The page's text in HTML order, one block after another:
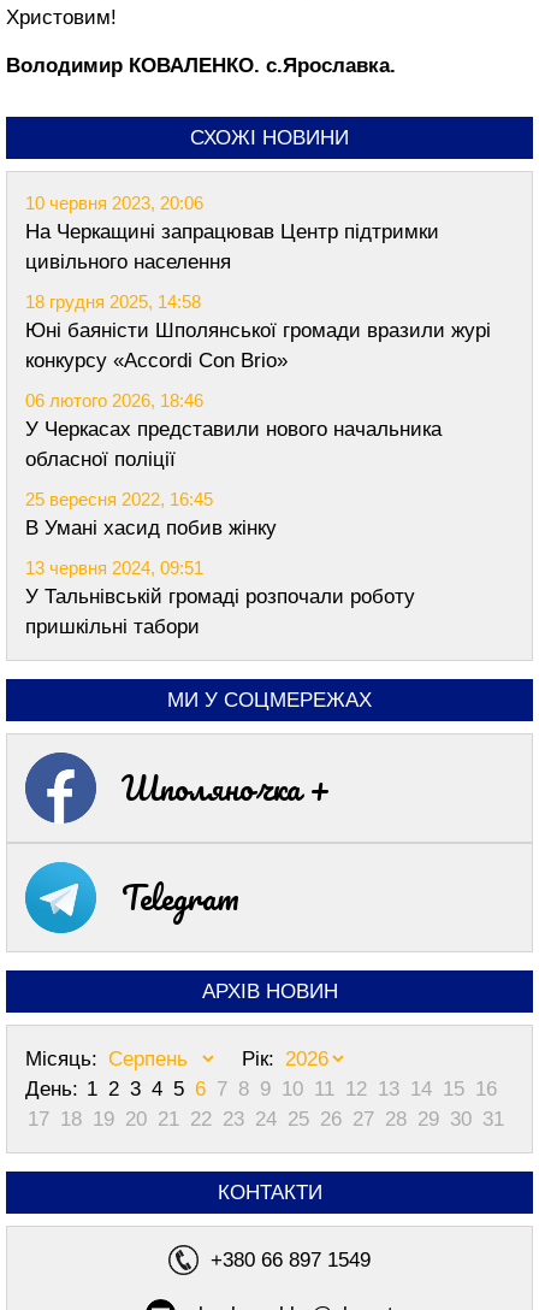
Христовим!
Володимир КОВАЛЕНКО. с.Ярославка.
СХОЖІ НОВИНИ
10 червня 2023, 20:06
На Черкащині запрацював Центр підтримки
цивільного населення
18 грудня 2025, 14:58
Юні баяністи Шполянської громади вразили журі
конкурсу «Accordi Con Brio»
06 лютого 2026, 18:46
У Черкасах представили нового начальника
обласної поліції
25 вересня 2022, 16:45
В Умані хасид побив жінку
13 червня 2024, 09:51
У Тальнівській громаді розпочали роботу
пришкільні табори
МИ У СОЦМЕРЕЖАХ
Шполяночка +
Telegram
АРХІВ НОВИН
Місяць:
Рік:
День: 1 2 3 4 5 6 7 8 9 10 11 12 13 14 15 16
17 18 19 20 21 22 23 24 25 26 27 28 29 30 31
КОНТАКТИ
+380 66 897 1549